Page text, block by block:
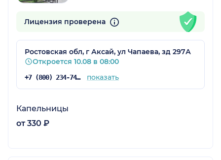
Лицензия проверена
Ростовская обл, г Аксай, ул Чапаева, зд 297А
Откроется 10.08 в 08:00
+7 (800) 234-74-40 показать
Капельницы
от 330 ₽